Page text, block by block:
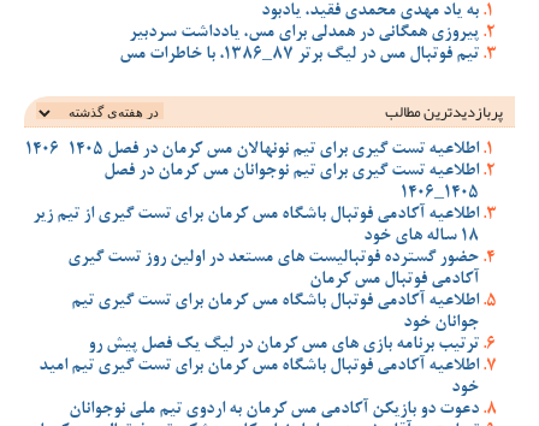
به یاد مهدی محمدی فقید، یادبود
پیروزی همگانی در همدلی برای مس، یادداشت سردبیر
تیم فوتبال مس در لیگ برتر 87_1386، با خاطرات مس
پربازدیدترین‌ مطالب
اطلاعیه تست گیری برای تیم نونهالان مس کرمان در فصل 1405-1406
اطلاعیه تست گیری برای تیم نوجوانان مس کرمان در فصل
1405_1406
اطلاعیه آکادمی فوتبال باشگاه مس کرمان برای تست گیری از تیم زیر
18 ساله های خود
حضور گسترده فوتبالیست های مستعد در اولین روز تست گیری
آکادمی فوتبال مس کرمان
اطلاعیه آکادمی فوتبال باشگاه مس کرمان برای تست گیری تیم
جوانان خود
ترتیب برنامه بازی های مس کرمان در لیگ یک فصل پیش رو
اطلاعیه آکادمی فوتبال باشگاه مس کرمان برای تست گیری تیم امید
خود
دعوت دو بازیکن آکادمی مس کرمان به اردوی تیم ملی نوجوانان